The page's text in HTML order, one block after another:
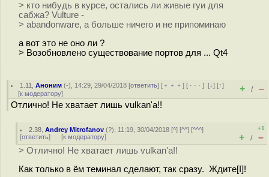
> кто нибудь в курсе, остались ли живые гуи для
сабжа? Vulture -
> abandonware, а больше ничего и не припоминаю
а вот это не оно ли ?
> Возобновлено существование портов для ... Qt4
1.11 ,Аноним (-), 14:29, 29/04/2018 [ответить] [ ﹢﹢﹢] [ · · ·][↓] [↑]
[к модератору] + / –
Отлично! Не хватает лишь vulkan'а!!
2.38 ,Andrey Mitrofanov (?), 11:19, 30/04/2018 [^] [^^] [^^^]
[ответить] [к модератору]
+1
+ / –
> Отлично! Не хватает лишь vulkan'а!!
Как только в ём теминал сделают, так сразу. Ждите[I]!